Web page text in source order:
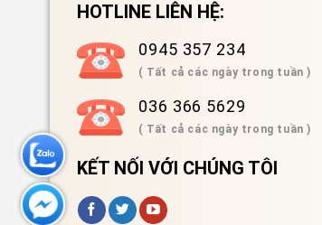
HOTLINE LIÊN HỆ:
0945 357 234
( Tất cả các ngày trong tuần )
036 366 5629
( Tất cả các ngày trong tuần )
KẾT NỐI VỚI CHÚNG TÔI